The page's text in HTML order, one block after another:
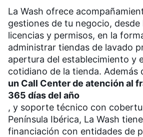
La Wash ofrece
gestiones de tu negocio,
licencias y permisos, en la
administrar tiendas de lavado
apertura del establecimiento y
cotidiano de la tienda. Además
un Call Center de atención al
365 días del año
, y soporte técnico con
Península Ibérica, La Wash
financiación con entidades de